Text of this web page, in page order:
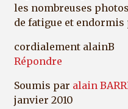
les nombreuses
de fatigue et endormis
cordialement alainB
Répondre
Soumis par alain
janvier 2010